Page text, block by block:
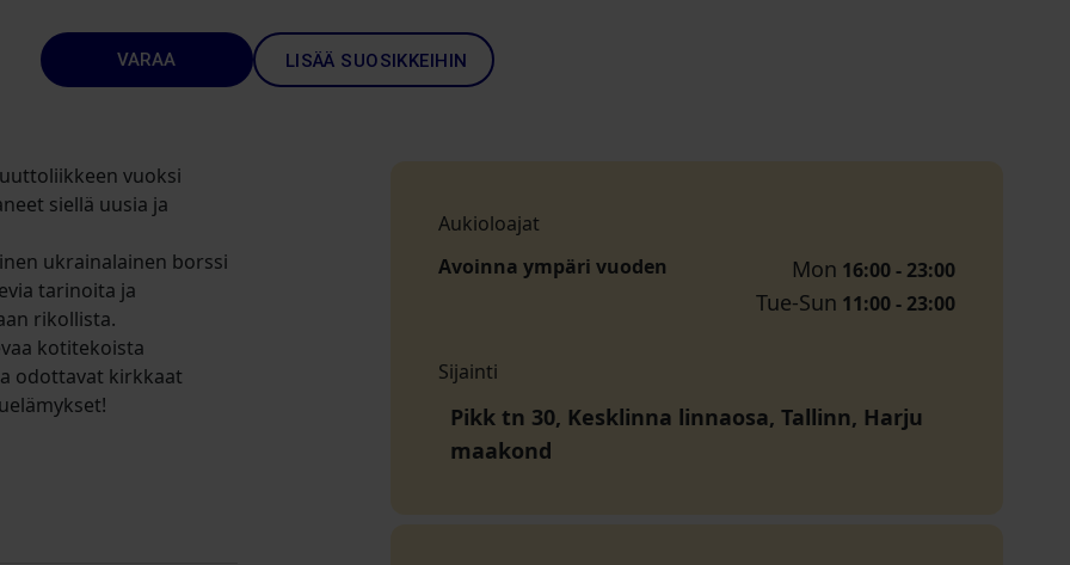
VARAA LISÄÄ SUOSIKKEIHIN
vuoksi
siellä uusia ja
ukrainalainen borssi
tarinoita ja
rikollista.
kotitekoista
odottavat kirkkaat
Aukioloajat
Avoinna ympäri vuoden
Mon 16:00 - 23:00
Tue-Sun 11:00 - 23:00
Sijainti
Pikk tn 30, Kesklinna linnaosa, Tallinn, Harju
maakond